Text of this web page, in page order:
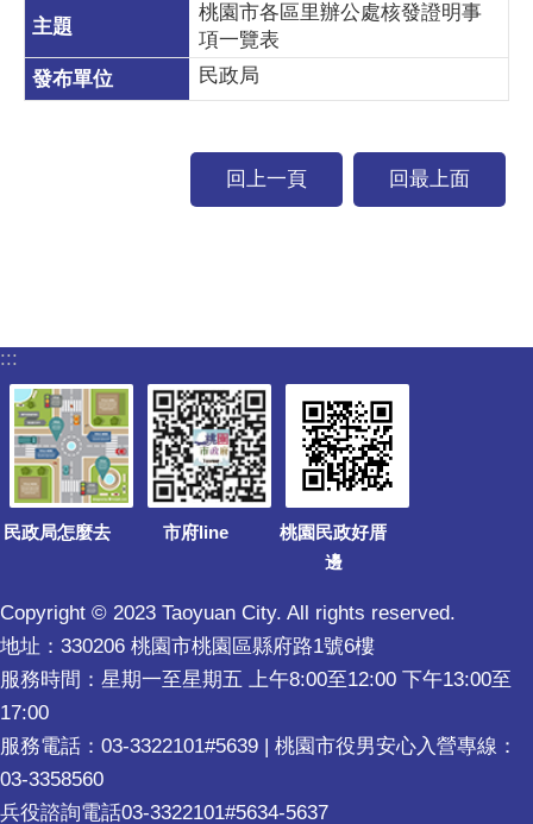
桃園市各區里辦公處核發證明事
項一覽表
民政局
回上一頁 回最上面
:::
民政局怎麼去 市府line
桃園民政好厝
邊
Copyright © 2023 Taoyuan City. All rights reserved.
地址：330206 桃園市桃園區縣府路1號6樓
服務時間：星期一至星期五 上午8:00至12:00 下午13:00至
17:00
服務電話：03-3322101#5639 | 桃園市役男安心入營專線：
03-3358560
兵役諮詢電話03-3322101#5634-5637